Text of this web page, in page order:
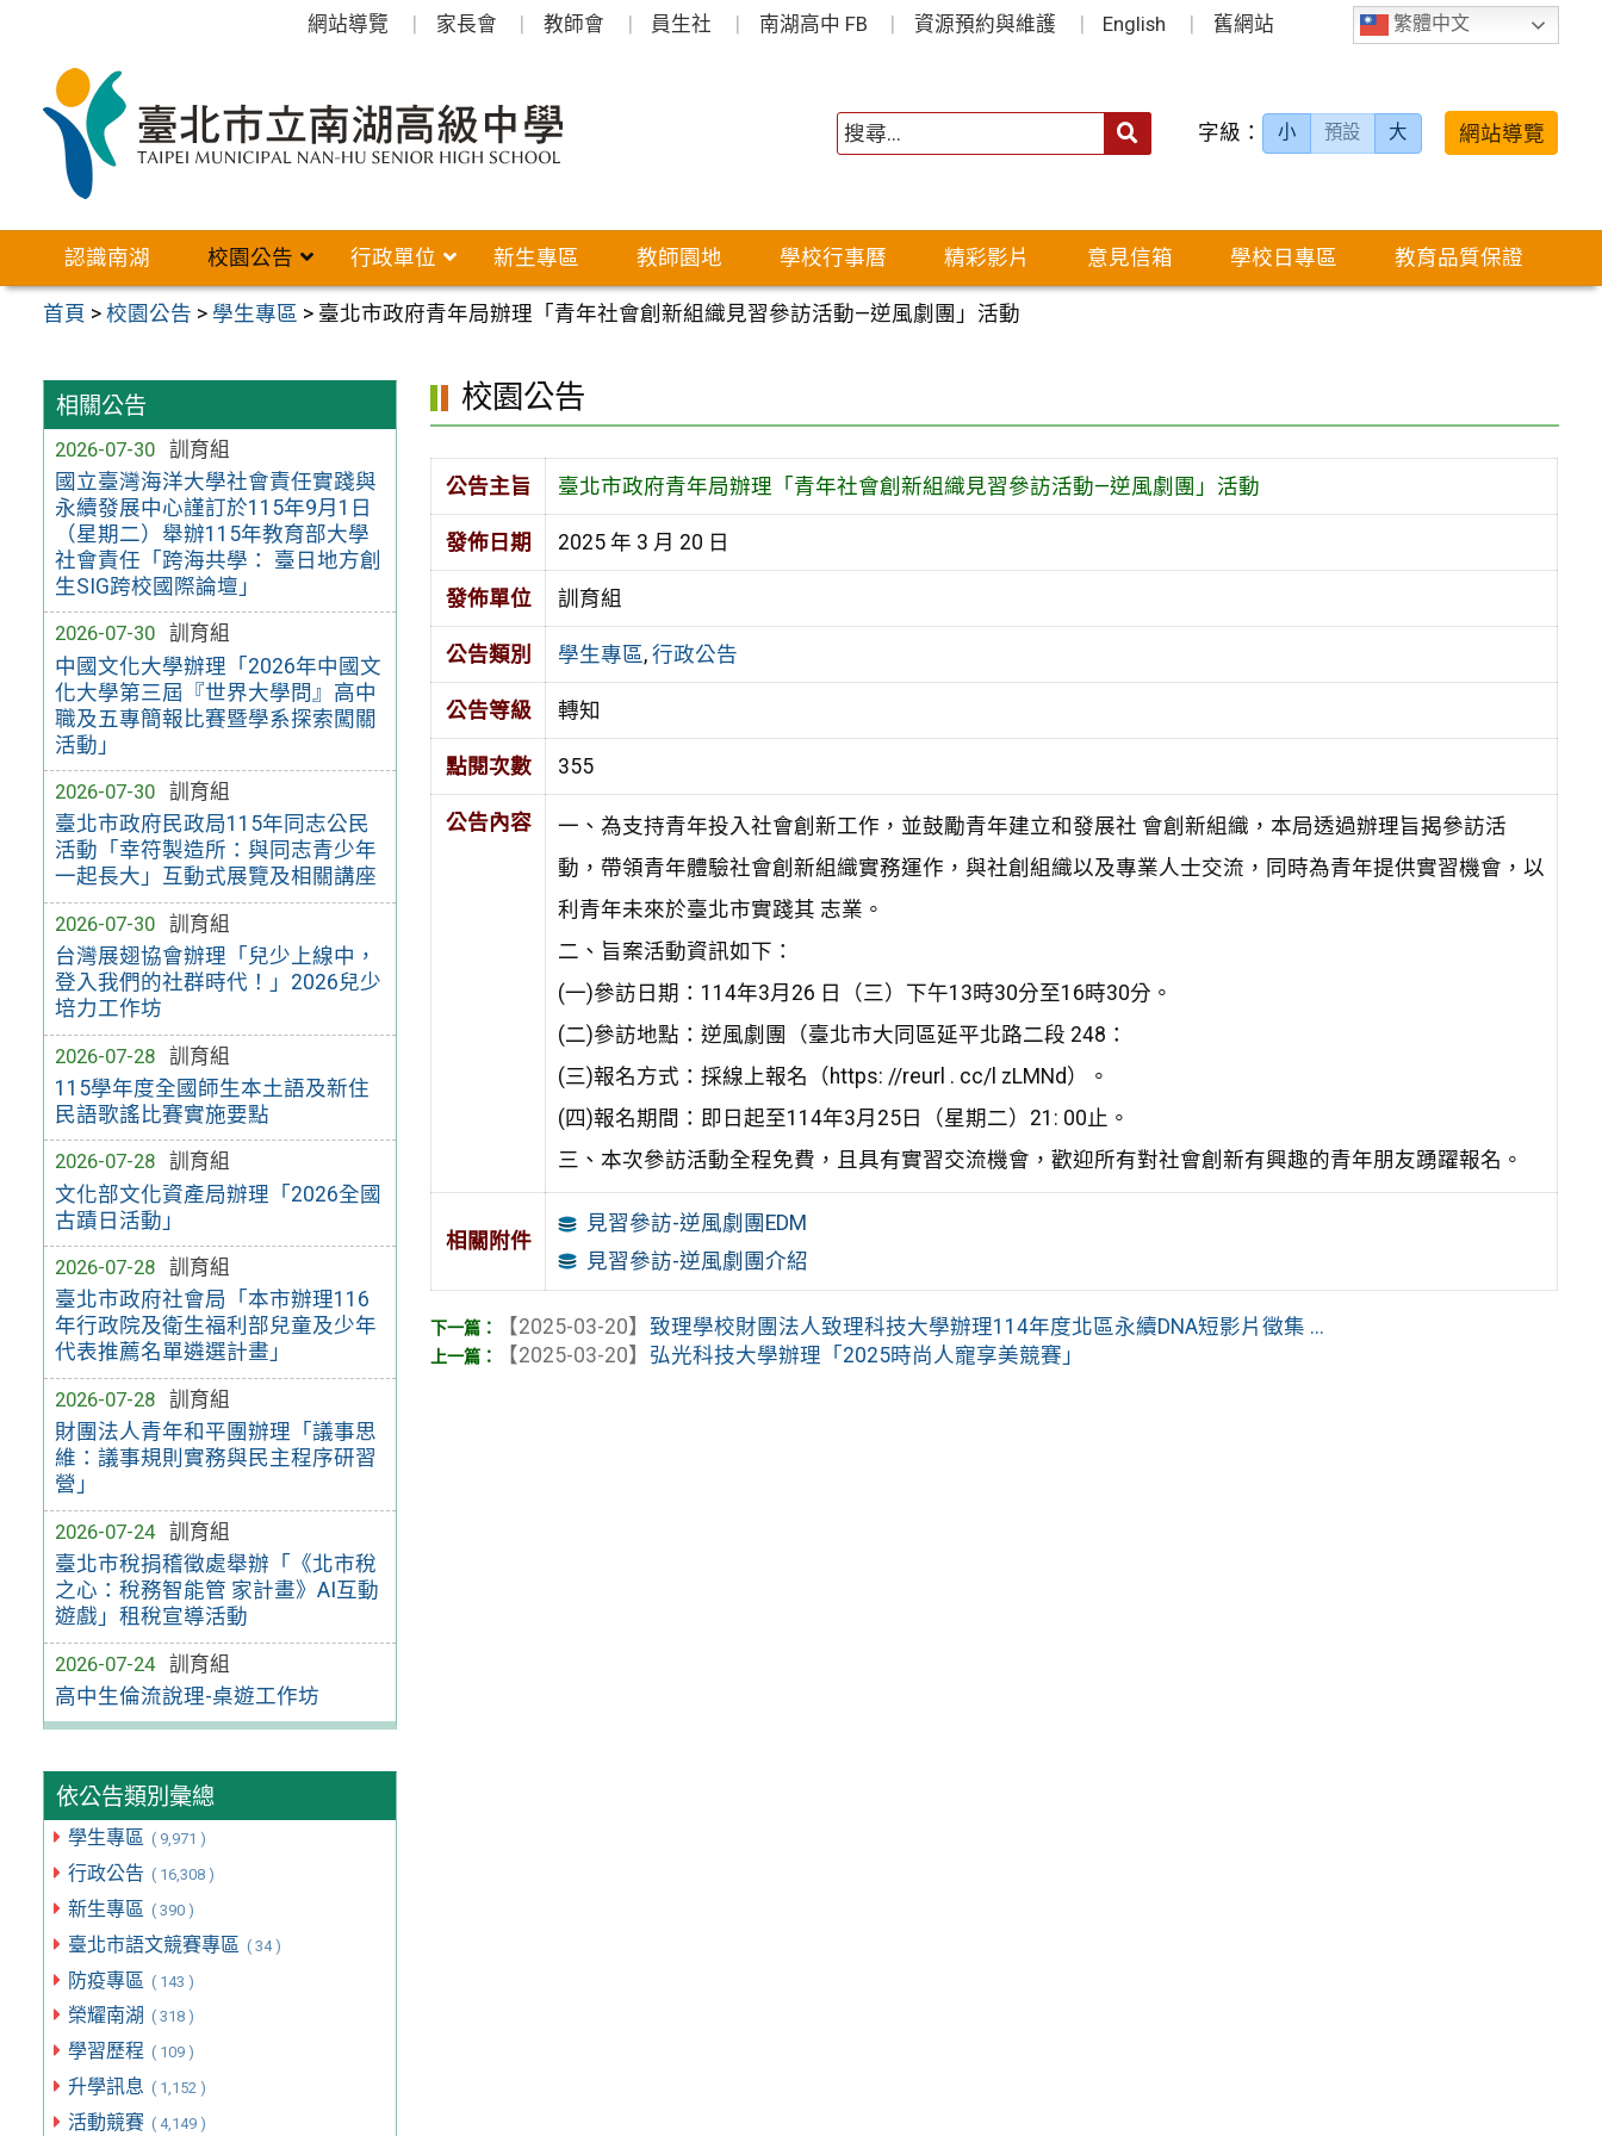
繁體中文
網站導覽 家長會 教師會 員生社 南湖高中 FB 資源預約與維護 English 舊網站
字級： 小 預設 大 網站導覽
認識南湖 校園公告 行政單位 新生專區 教師園地 學校行事曆 精彩影片 意見信箱 學校日專區 教育品質保證
首頁 >校園公告 > 學生專區 > 臺北市政府青年局辦理「青年社會創新組織見習參訪活動—逆風劇團」活動
相關公告
2026-07-30
訓育組
國立臺灣海洋大學社會責任實踐與
永續發展中心謹訂於115年9月1日
（星期二）舉辦115年教育部大學
社會責任「跨海共學： 臺日地方創
生SIG跨校國際論壇」
2026-07-30
訓育組
中國文化大學辦理「2026年中國文
化大學第三屆『世界大學問』高中
職及五專簡報比賽暨學系探索闖關
活動」
2026-07-30
訓育組
臺北市政府民政局115年同志公民
活動「幸符製造所：與同志青少年
一起長大」互動式展覽及相關講座
2026-07-30
訓育組
台灣展翅協會辦理「兒少上線中，
登入我們的社群時代！」2026兒少
培力工作坊
2026-07-28
訓育組
115學年度全國師生本土語及新住
民語歌謠比賽實施要點
2026-07-28
訓育組
文化部文化資產局辦理「2026全國
古蹟日活動」
2026-07-28
訓育組
臺北市政府社會局「本市辦理116
年行政院及衛生福利部兒童及少年
代表推薦名單遴選計畫」
2026-07-28
訓育組
財團法人青年和平團辦理「議事思
維：議事規則實務與民主程序研習
營」
2026-07-24
訓育組
臺北市稅捐稽徵處舉辦「《北市稅
之心：稅務智能管 家計畫》AI互動
遊戲」租稅宣導活動
2026-07-24
訓育組
高中生倫流說理-桌遊工作坊
依公告類別彙總
學生專區 ( 9,971 )
行政公告 ( 16,308 )
新生專區 ( 390 )
臺北市語文競賽專區 ( 34 )
防疫專區 ( 143 )
榮耀南湖 ( 318 )
學習歷程 ( 109 )
升學訊息 ( 1,152 )
活動競賽 ( 4,149 )
校園公告
公告主旨 臺北市政府青年局辦理「青年社會創新組織見習參訪活動—逆風劇團」活動
發佈日期 2025 年 3 月 20 日
發佈單位 訓育組
公告類別 學生專區, 行政公告
公告等級 轉知
點閱次數 355
公告內容
一、為支持青年投入社會創新工作，並鼓勵青年建立和發展社 會創新組織，本局透過辦理旨揭參訪活
動，帶領青年體驗社會創新組織實務運作，與社創組織以及專業人士交流，同時為青年提供實習機會，以
利青年未來於臺北市實踐其 志業。
二、旨案活動資訊如下：
(一)參訪日期：114年3月26 日（三）下午13時30分至16時30分。
(二)參訪地點：逆風劇團（臺北市大同區延平北路二段 248：
(三)報名方式：採線上報名（https: //reurl . cc/l zLMNd）。
(四)報名期間：即日起至114年3月25日（星期二）21: 00止。
三、本次參訪活動全程免費，且具有實習交流機會，歡迎所有對社會創新有興趣的青年朋友踴躍報名。
相關附件
見習參訪-逆風劇團EDM
見習參訪-逆風劇團介紹
【2025-03-20】致理學校財團法人致理科技大學辦理114年度北區永續DNA短影片徵集 ...
【2025-03-20】 弘光科技大學辦理「2025時尚人寵享美競賽」